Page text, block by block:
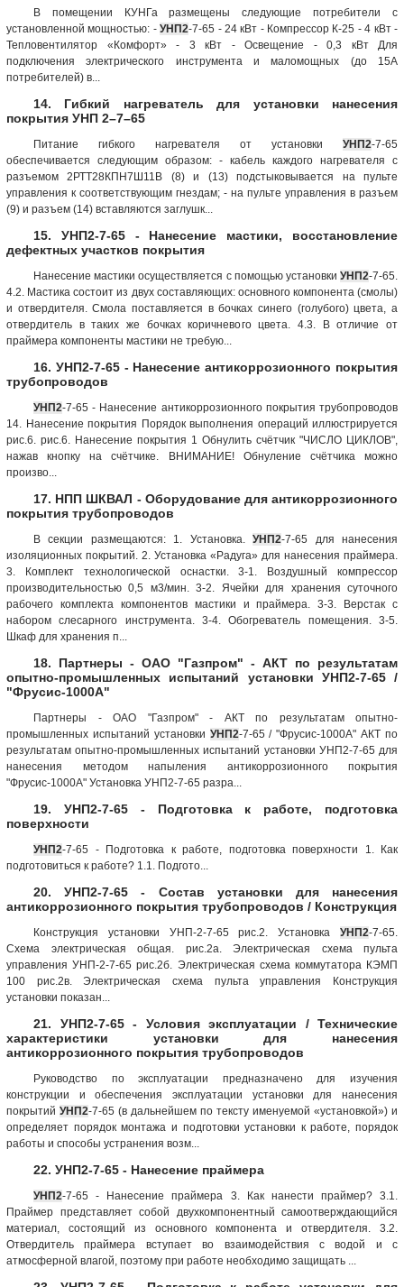
В помещении КУНГа размещены следующие потребители с
установленной мощностью: -УНП2-7-65 - 24 кВт - Компрессор К-25 - 4 кВт -
Тепловентилятор «Комфорт» - 3 кВт - Освещение - 0,3 кВт Для
подключения электрического инструмента и маломощных (до 15А
потребителей) в...
14. Гибкий нагреватель для установки нанесения
покрытия УНП 2–7–65
Питание гибкого нагревателя от установки УНП2-7-65
обеспечивается следующим образом: - кабель каждого нагревателя с
разъемом 2РТТ28КПН7Ш11В (8) и (13) подстыковывается на пульте
управления к соответствующим гнездам; - на пульте управления в разъем
(9) и разъем (14) вставляются заглушк...
15. УНП2-7-65 - Нанесение мастики, восстановление
дефектных участков покрытия
Нанесение мастики осуществляется с помощью установки УНП2-7-65.
4.2. Мастика состоит из двух составляющих: основного компонента (смолы)
и отвердителя. Смола поставляется в бочках синего (голубого) цвета, а
отвердитель в таких же бочках коричневого цвета. 4.3. В отличие от
праймера компоненты мастики не требую...
16. УНП2-7-65 - Нанесение антикоррозионного покрытия
трубопроводов
УНП2-7-65 - Нанесение антикоррозионного покрытия трубопроводов
14. Нанесение покрытия Порядок выполнения операций иллюстрируется
рис.6. рис.6. Нанесение покрытия 1 Обнулить счётчик "ЧИСЛО ЦИКЛОВ",
нажав кнопку на счётчике. ВНИМАНИЕ! Обнуление счётчика можно
произво...
17. НПП ШКВАЛ - Оборудование для антикоррозионного
покрытия трубопроводов
В секции размещаются: 1. Установка.УНП2-7-65 для нанесения
изоляционных покрытий. 2. Установка «Радуга» для нанесения праймера.
3. Комплект технологической оснастки. 3-1. Воздушный компрессор
производительностью 0,5 м3/мин. 3-2. Ячейки для хранения суточного
рабочего комплекта компонентов мастики и праймера. 3-3. Верстак с
набором слесарного инструмента. 3-4. Обогреватель помещения. 3-5.
Шкаф для хранения п...
18. Партнеры - ОАО "Газпром" - АКТ по результатам
опытно-промышленных испытаний установки УНП2-7-65 /
"Фрусис-1000А"
Партнеры - ОАО "Газпром" - АКТ по результатам опытно-
промышленных испытаний установки УНП2-7-65 / "Фрусис-1000А" АКТ по
результатам опытно-промышленных испытаний установки УНП2-7-65 для
нанесения методом напыления антикоррозионного покрытия
"Фрусис-1000А" Установка УНП2-7-65 разра...
19. УНП2-7-65 - Подготовка к работе, подготовка
поверхности
УНП2-7-65 - Подготовка к работе, подготовка поверхности 1. Как
подготовиться к работе? 1.1. Подгото...
20. УНП2-7-65 - Состав установки для нанесения
антикоррозионного покрытия трубопроводов / Конструкция
Конструкция установки УНП-2-7-65 рис.2. Установка УНП2-7-65.
Схема электрическая общая. рис.2а. Электрическая схема пульта
управления УНП-2-7-65 рис.2б. Электрическая схема коммутатора КЭМП
100 рис.2в. Электрическая схема пульта управления Конструкция
установки показан...
21. УНП2-7-65 - Условия эксплуатации / Технические
характеристики установки для нанесения
антикоррозионного покрытия трубопроводов
Руководство по эксплуатации предназначено для изучения
конструкции и обеспечения эксплуатации установки для нанесения
покрытий УНП2-7-65 (в дальнейшем по тексту именуемой «установкой») и
определяет порядок монтажа и подготовки установки к работе, порядок
работы и способы устранения возм...
22. УНП2-7-65 - Нанесение праймера
УНП2-7-65 - Нанесение праймера 3. Как нанести праймер? 3.1.
Праймер представляет собой двухкомпонентный самоотверждающийся
материал, состоящий из основного компонента и отвердителя. 3.2.
Отвердитель праймера вступает во взаимодействия с водой и с
атмосферной влагой, поэтому при работе необходимо защищать ...